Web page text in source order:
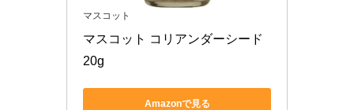
マスコット
マスコット コリアンダーシード
20g
Amazonで見る